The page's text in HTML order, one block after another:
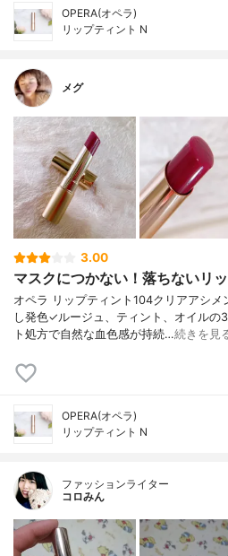
OPERA(オペラ)
リップティント N
メグ
3.00
マスクにつかない！落ちないリ
オペラ リップティント104クリアアシ
し発色✓ルージュ、ティント、オイルの
ト処方で自然な血色感が持続…続きを見
OPERA(オペラ)
リップティント N
ファッションライター
コロみん